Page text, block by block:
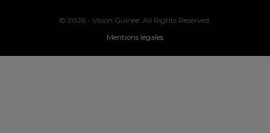
© 2026 - Vision Guinee. All Rights Reserved.
Mentions légales